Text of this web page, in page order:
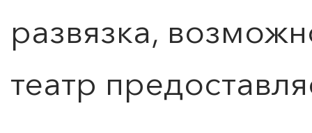
ПОИСК ПО МЕРОПРИЯТИЯМ
развязка,
театр